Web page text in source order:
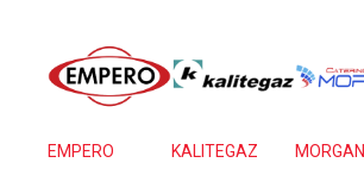
EMPERO KALITEGAZ MORGAN